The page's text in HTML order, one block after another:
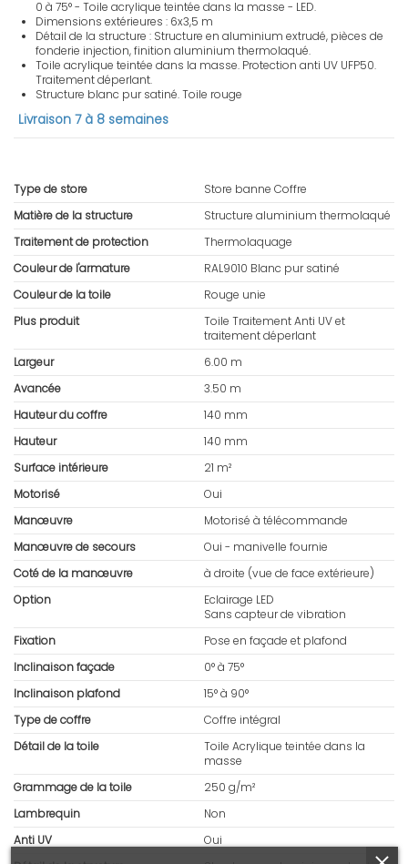
0 à 75° - Toile acrylique teintée dans la masse - LED.
Dimensions extérieures : 6x3,5 m
Détail de la structure : Structure en aluminium extrudé, pièces de
fonderie injection, finition aluminium thermolaqué.
Toile acrylique teintée dans la masse. Protection anti UV UFP50.
Traitement déperlant.
Structure blanc pur satiné. Toile rouge
Livraison 7 à 8 semaines
Type de store
Store banne Coffre
Matière de la structure
Structure aluminium thermolaqué
Traitement de protection
Thermolaquage
Couleur de l'armature
RAL9010 Blanc pur satiné
Couleur de la toile
Rouge unie
Plus produit
Toile Traitement Anti UV et
traitement déperlant
Largeur
6.00 m
Avancée
3.50 m
Hauteur du coffre
140 mm
Hauteur
140 mm
Surface intérieure
21 m²
Motorisé
Oui
Manœuvre
Motorisé à télécommande
Manœuvre de secours
Oui - manivelle fournie
Coté de la manœuvre
à droite (vue de face extérieure)
Option
Eclairage LED
Sans capteur de vibration
Fixation
Pose en façade et plafond
Inclinaison façade
0° à 75°
Inclinaison plafond
15° à 90°
Type de coffre
Coffre intégral
Détail de la toile
Toile Acrylique teintée dans la
masse
Grammage de la toile
250 g/m²
Lambrequin
Non
Anti UV
Oui